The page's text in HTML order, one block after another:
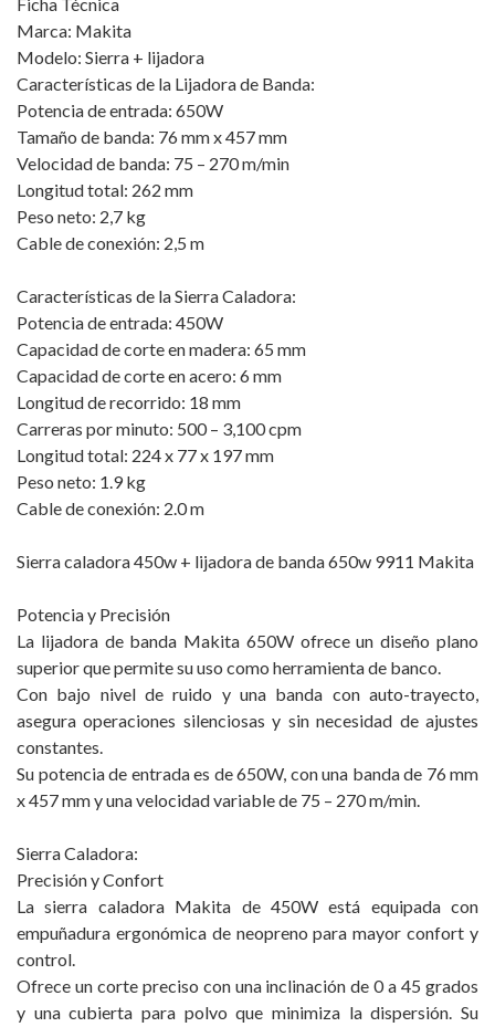
Ficha Técnica
Marca: Makita
Modelo: Sierra + lijadora
Características de la Lijadora de Banda:
Potencia de entrada: 650W
Tamaño de banda: 76 mm x 457 mm
Velocidad de banda: 75 – 270 m/min
Longitud total: 262 mm
Peso neto: 2,7 kg
Cable de conexión: 2,5 m
Características de la Sierra Caladora:
Potencia de entrada: 450W
Capacidad de corte en madera: 65 mm
Capacidad de corte en acero: 6 mm
Longitud de recorrido: 18 mm
Carreras por minuto: 500 – 3,100 cpm
Longitud total: 224 x 77 x 197 mm
Peso neto: 1.9 kg
Cable de conexión: 2.0 m
Sierra caladora 450w + lijadora de banda 650w 9911 Makita
Potencia y Precisión
La lijadora de banda Makita 650W ofrece un diseño plano
superior que permite su uso como herramienta de banco.
Con bajo nivel de ruido y una banda con auto-trayecto,
asegura operaciones silenciosas y sin necesidad de ajustes
constantes.
Su potencia de entrada es de 650W, con una banda de 76 mm
x 457 mm y una velocidad variable de 75 – 270 m/min.
Sierra Caladora:
Precisión y Confort
La sierra caladora Makita de 450W está equipada con
empuñadura ergonómica de neopreno para mayor confort y
control.
Ofrece un corte preciso con una inclinación de 0 a 45 grados
y una cubierta para polvo que minimiza la dispersión. Su